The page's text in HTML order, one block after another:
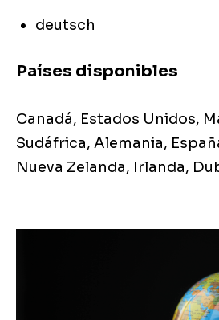
deutsch
Países disponibles
Canadá, Estados Unidos,
Sudáfrica, Alemania,
Nueva Zelanda, Irlanda,